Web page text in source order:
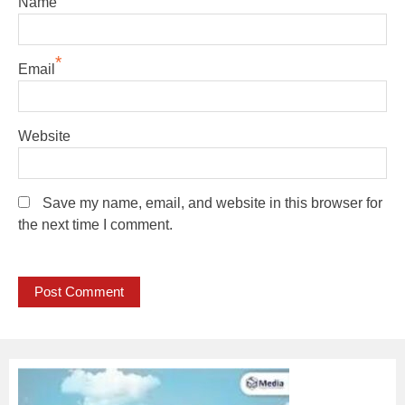
Email *
Website
Save my name, email, and website in this browser for
the next time I comment.